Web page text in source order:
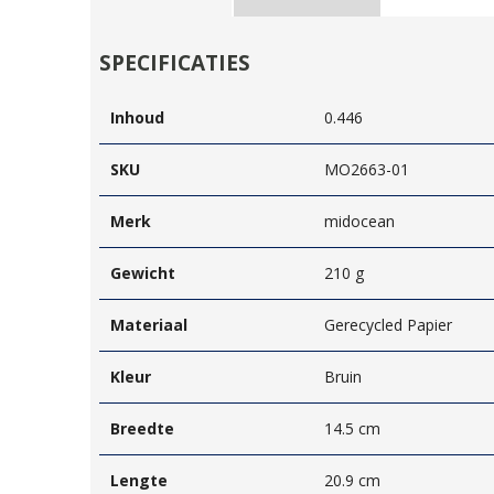
SPECIFICATIES
Inhoud 0.446
SKU MO2663-01
Merk midocean
Gewicht 210 g
Materiaal Gerecycled Papier
Kleur Bruin
Breedte 14.5 cm
Lengte 20.9 cm